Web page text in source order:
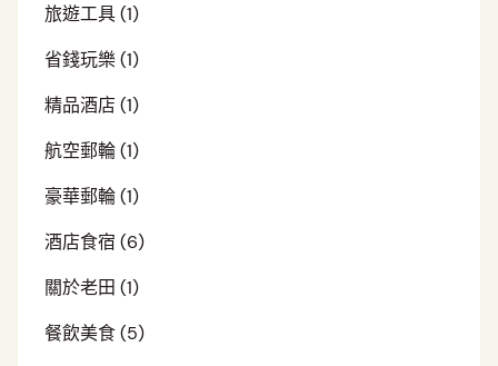
旅遊工具(1)
省錢玩樂(1)
精品酒店(1)
航空郵輪(1)
豪華郵輪(1)
酒店食宿 (6)
關於老田 (1)
餐飲美食(5)